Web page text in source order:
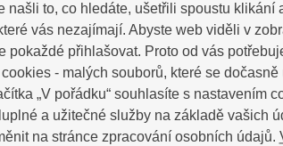
našli to, co hledáte, ušetřili spoustu klikání
vás nezajímají. Abyste web viděli v
pokaždé přihlašovat. Proto od vás
- malých souborů, které se
„V pořádku“ souhlasíte s nastavením
a užitečné služby na základě vašich
na stránce zpracování osobních údajů.